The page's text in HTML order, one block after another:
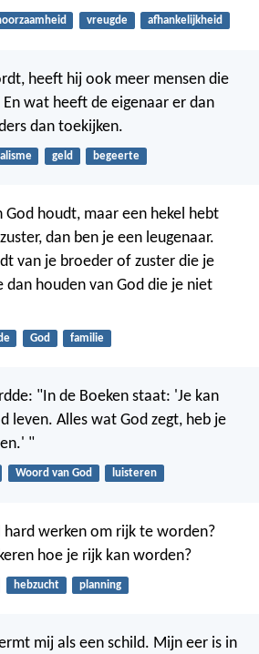
vreugde afhankelijkheid
heeft hij ook meer mensen die
wat heeft de eigenaar er dan
dan toekijken.
geld begeerte
God houdt, maar een hekel hebt
dan ben je een leugenaar.
van je broeder of zuster die je
dan houden van God die je niet
God familie
"In de Boeken staat: 'Je kan
leven. Alles wat God zegt, heb je
"
Woord van God luisteren
hard werken om rijk te worden?
hoe je rijk kan worden?
hebzucht planning
mij als een schild. Mijn eer is in